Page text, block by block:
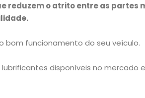
o atrito entre as partes
bom funcionamento do seu veículo.
disponíveis no mercado